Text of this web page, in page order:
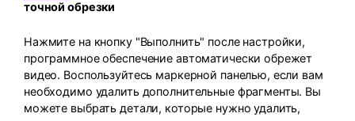
точной обрезки
Нажмите на кнопку "Выполнить" после настройки,
программное обеспечение автоматически обрежет
видео. Воспользуйтесь маркерной панелью, если вам
необходимо удалить дополнительные фрагменты. Вы
можете выбрать детали, которые нужно удалить,